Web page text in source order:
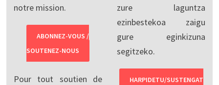
notre mission.
ABONNEZ-VOUS /
SOUTENEZ-NOUS
Pour tout soutien de
zure laguntza
ezinbestekoa zaigu
gure eginkizuna
segitzeko.
HARPIDETU/SUSTENGAT